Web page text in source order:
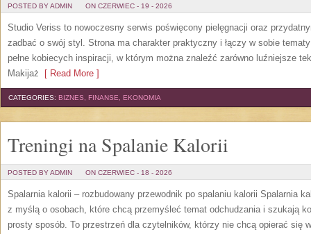
POSTED BY ADMIN ON CZERWIEC - 19 - 2026
Studio Veriss to nowoczesny serwis poświęcony pielęgnacji oraz
zadbać o swój styl. Strona ma charakter praktyczny i łączy w sobie
pełne kobiecych inspiracji, w którym można znaleźć zarówno luźniejsze
Makijaż [ Read More ]
CATEGORIES: BIZNES, FINANSE, EKONOMIA
Treningi na Spalanie Kalorii
POSTED BY ADMIN ON CZERWIEC - 18 - 2026
Spalarnia kalorii – rozbudowany przewodnik po spalaniu kalorii Spalarnia
z myślą o osobach, które chcą przemyśleć temat odchudzania i szukają
prosty sposób. To przestrzeń dla czytelników, którzy nie chcą opierać się